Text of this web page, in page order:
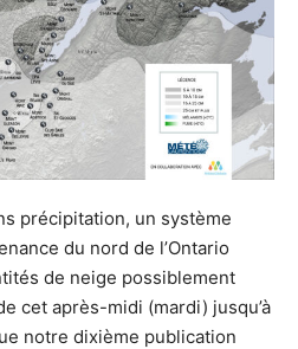
précipitation, un système
du nord de l’Ontario
de neige possiblement
cet après-midi (mardi) jusqu’à
notre dixième publication